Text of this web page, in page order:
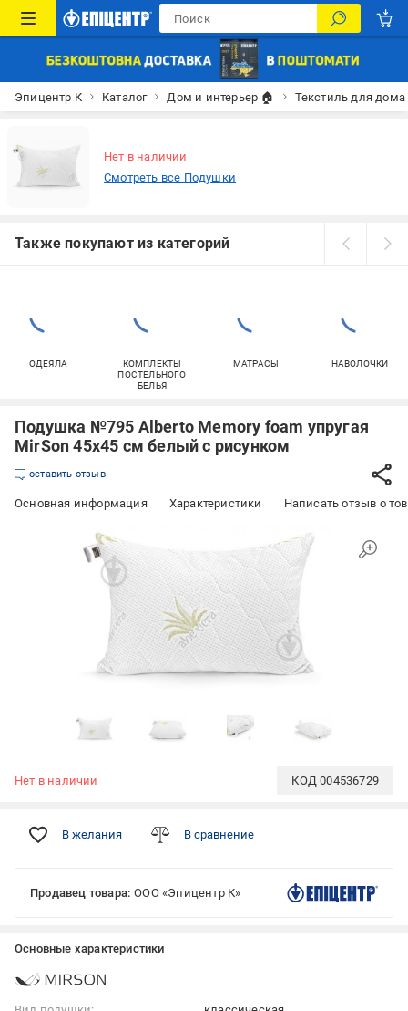
Эпицентр К Каталог Дом и интерьер 🏠 Текстиль для дома
Нет в наличии
Смотреть все Подушки
Также покупают из категорий
ОДЕЯЛА
КОМПЛЕКТЫ
ПОСТЕЛЬНОГО
БЕЛЬЯ
МАТРАСЫ НАВОЛОЧКИ
Подушка №795 Alberto Memory foam упругая
MirSon 45x45 см белый с рисунком
оставить отзыв
Основная информация Характеристики Написать отзыв о
Нет в наличии КОД004536729
В желания В сравнение
Продавец товара: ООО «Эпицентр К»
Основные характеристики